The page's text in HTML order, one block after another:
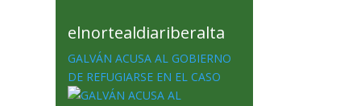
elnortealdiariberalta
GALVÁN ACUSA AL GOBIERNO
DE REFUGIARSE EN EL CASO